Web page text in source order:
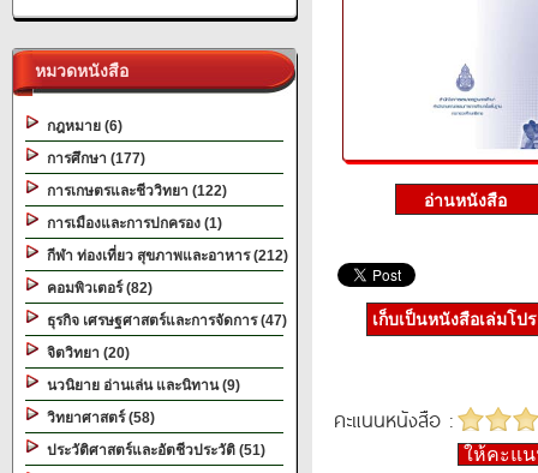
หมวดหนังสือ
กฎหมาย (6)
การศึกษา (177)
การเกษตรและชีววิทยา (122)
การเมืองและการปกครอง (1)
กีฬา ท่องเที่ยว สุขภาพและอาหาร (212)
คอมพิวเตอร์ (82)
ธุรกิจ เศรษฐศาสตร์และการจัดการ (47)
จิตวิทยา (20)
นวนิยาย อ่านเล่น และนิทาน (9)
วิทยาศาสตร์ (58)
ประวัติศาสตร์และอัตชีวประวัติ (51)
เก็บเป็นหนังสือเล่มโป
คะแนนหนังสือ :
ให้คะแ